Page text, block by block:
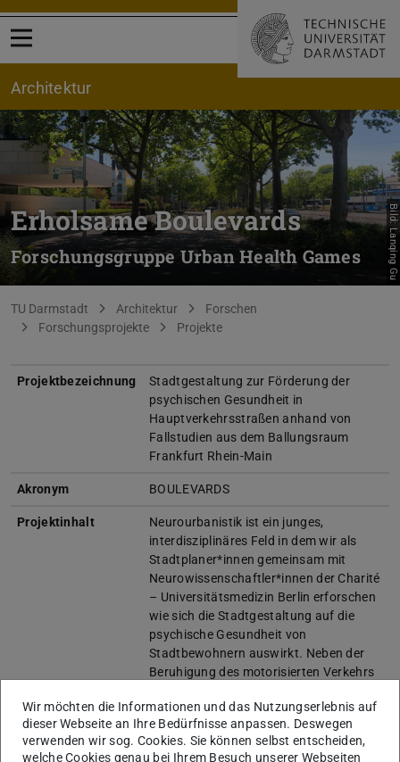
Menü öffnen
Architektur
Erholsame Boulevards
Forschungsgruppe Urban Health Games Bild: Lanqing Gu
Sie befinden sich hier:
TU Darmstadt Architektur
Forschen
Forschungsprojekte
Projekte
Projektbezeichnung
Stadtgestaltung zur Förderung der
psychischen Gesundheit in
Hauptverkehrsstraßen anhand von
Fallstudien aus dem Ballungsraum
Frankfurt Rhein-Main
Akronym BOULEVARDS
Projektinhalt
Neurourbanistik ist ein junges,
interdisziplinäres Feld in dem wir als
Stadtplaner*innen gemeinsam mit
Neurowissenschaftler*innen der Charité
– Universitätsmedizin Berlin erforschen
wie sich die Stadtgestaltung auf die
psychische Gesundheit von
Stadtbewohnern auswirkt. Neben der
Beruhigung des motorisierten Verkehrs
Stadtgrün, nehmen wir an, dass die
Gestaltung des Straßennetzwerks,
Mischnutzung, Bebauungsdichte,
Wir möchten die Informationen und das Nutzungserlebnis auf
dieser Webseite an Ihre Bedürfnisse anpassen. Deswegen
verwenden wir sog. Cookies. Sie können selbst entscheiden,
welche Cookies genau bei Ihrem Besuch unserer Webseiten